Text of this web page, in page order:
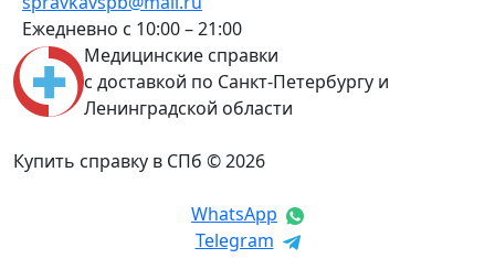
Медицинские справки
с доставкой по Санкт-Петербургу и
Ленинградской области
Купить справку в СПб © 2026
WhatsApp
Telegram
Ежедневно с 10:00 – 21:00